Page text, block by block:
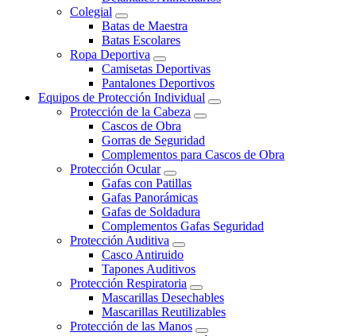
Colegial
Batas de Maestra
Batas Escolares
Ropa Deportiva
Camisetas Deportivas
Pantalones Deportivos
Equipos de Protección Individual
Protección de la Cabeza
Cascos de Obra
Gorras de Seguridad
Complementos para Cascos de Obra
Protección Ocular
Gafas con Patillas
Gafas Panorámicas
Gafas de Soldadura
Complementos Gafas Seguridad
Protección Auditiva
Casco Antiruido
Tapones Auditivos
Protección Respiratoria
Mascarillas Desechables
Mascarillas Reutilizables
Protección de las Manos